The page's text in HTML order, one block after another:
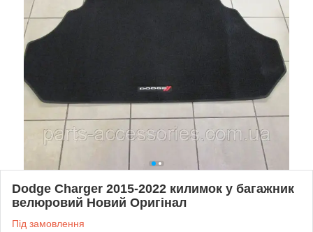
Dodge Charger 2015-2022 килимок у багажник
велюровий Новий Оригінал
Під замовлення